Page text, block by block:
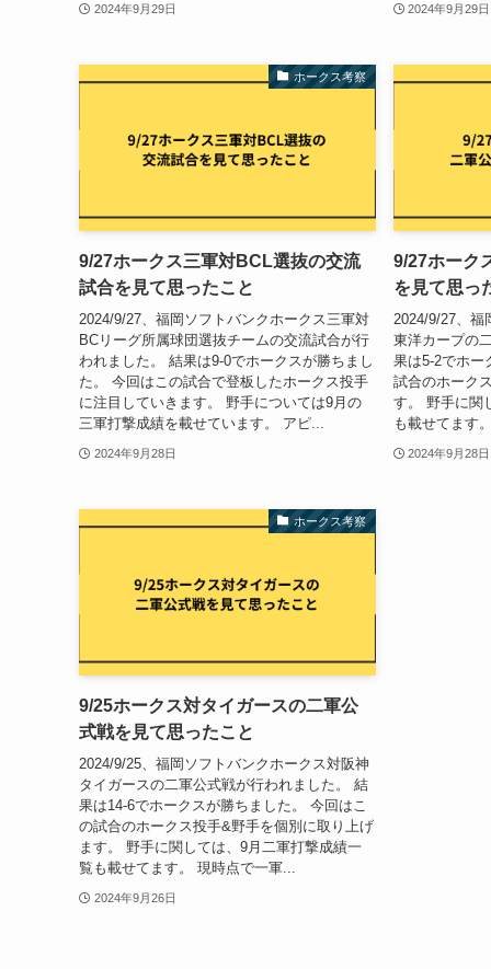
2024年9月29日 2024年9月29日
ホークス考察
9/27ホークス三軍対BCL選抜の交流
試合を見て思ったこと
2024/9/27、福岡ソフトバンクホークス三軍対
BCリーグ所属球団選抜チームの交流試合が行
われました。 結果は9-0でホークスが勝ちまし
た。 今回はこの試合で登板したホークス投手
に注目していきます。 野手については9月の
三軍打撃成績を載せています。 アピ...
2024年9月28日
9/27ホーク
を見て思っ
2024/9/27、福
東洋カープの
果は5-2でホー
試合のホーク
す。 野手に関
も載せてます
2024年9月28日
ホークス考察
9/25ホークス対タイガースの二軍公
式戦を見て思ったこと
2024/9/25、福岡ソフトバンクホークス対阪神
タイガースの二軍公式戦が行われました。 結
果は14-6でホークスが勝ちました。 今回はこ
の試合のホークス投手&野手を個別に取り上げ
ます。 野手に関しては、9月二軍打撃成績一
覧も載せてます。 現時点で一軍...
2024年9月26日